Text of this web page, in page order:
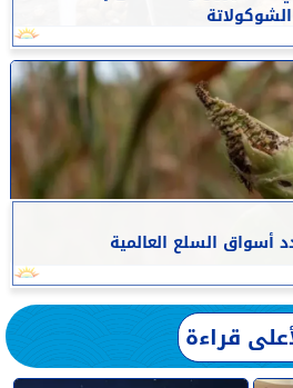
الشوكولاتة
أسواق السلع العالمية
قراءة